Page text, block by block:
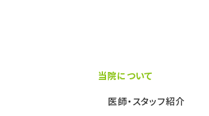
当院について
医師・スタッフ紹介